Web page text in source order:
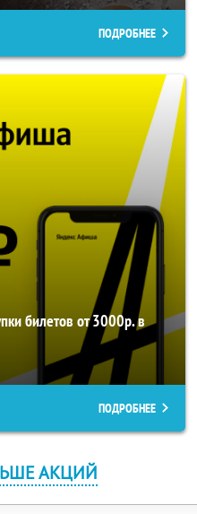
ПОДРОБНЕЕ
билетов от 3000р. в
ПОДРОБНЕЕ
АКЦИЙ